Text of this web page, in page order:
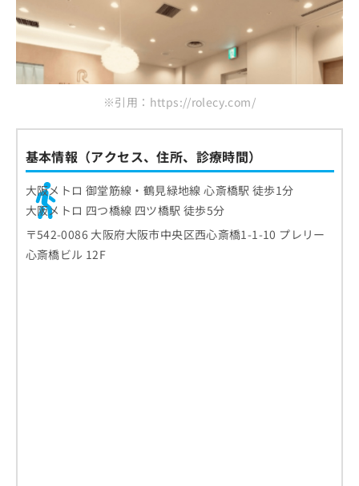
※引用：https://rolecy.com/
基本情報（アクセス、住所、診療時間）
大阪メトロ 御堂筋線・鶴見緑地線 心斎橋駅 徒歩1分
大阪メトロ 四つ橋線 四ツ橋駅 徒歩5分
〒542-0086 大阪府大阪市中央区西心斎橋1-1-10 プレリー
心斎橋ビル 12F